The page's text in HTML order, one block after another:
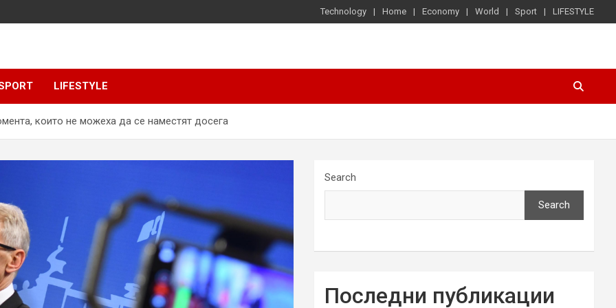
Technology Home Economy World Sport LIFESTYLE
LIFESTYLE
които не можеха да се наместят досега
Search
Search
Последни публикации